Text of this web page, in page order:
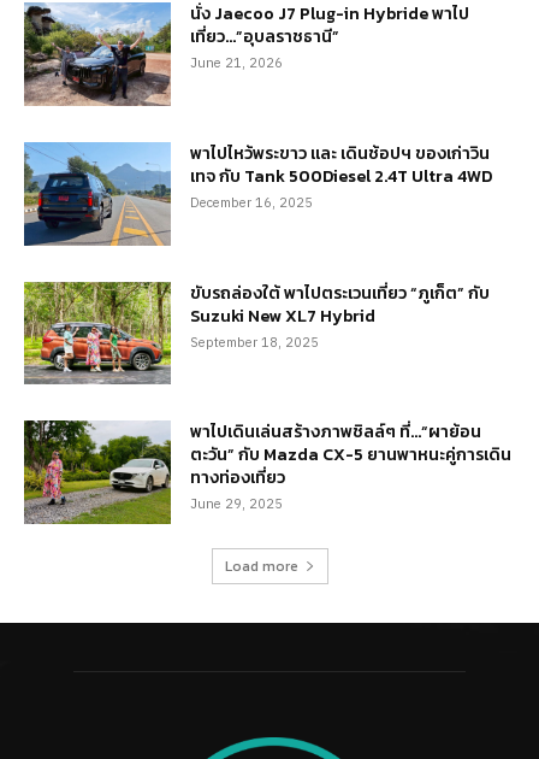
นั่ง Jaecoo J7 Plug-in Hybride พาไป
เที่ยว…”อุบลราชธานี”
June 21, 2026
พาไปไหว้พระขาว และ เดินช้อปฯ ของเก่าวิน
เทจ กับ Tank 500Diesel 2.4T Ultra 4WD
December 16, 2025
ขับรถล่องใต้ พาไปตระเวนเที่ยว “ภูเก็ต” กับ
Suzuki New XL7 Hybrid
September 18, 2025
พาไปเดินเล่นสร้างภาพชิลล์ๆ ที่…“ผาย้อน
ตะวัน” กับ Mazda CX-5 ยานพาหนะคู่การเดิน
ทางท่องเที่ยว
June 29, 2025
Load more